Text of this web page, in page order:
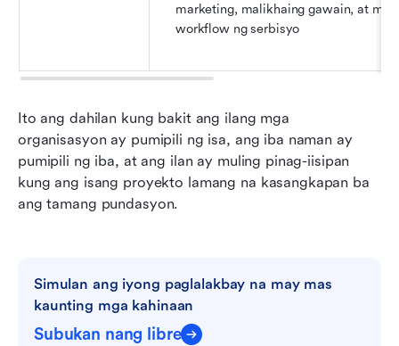
marketing, malikhaing gawain, at mga
workflow ng serbisyo
Ito ang dahilan kung bakit ang ilang mga
organisasyon ay pumipili ng isa, ang iba naman ay
pumipili ng iba, at ang ilan ay muling pinag-iisipan
kung ang isang proyekto lamang na kasangkapan ba
ang tamang pundasyon.
Simulan ang iyong paglalakbay na may mas
kaunting mga kahinaan
Subukan nang libre